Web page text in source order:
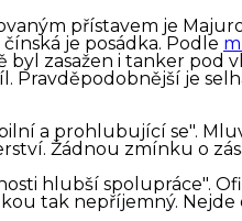
přístavem je
je posádka. Podle
zasažen i tanker pod
Pravděpodobnější je
a prohlubující se".
Žádnou zmínku o
hlubší spolupráce".
tak nepříjemný. Nejde